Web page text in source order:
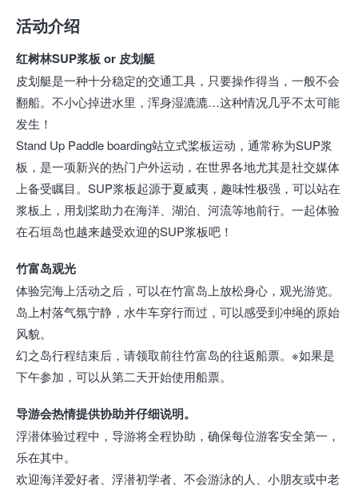
活动介绍
红树林SUP浆板 or 皮划艇
皮划艇是一种十分稳定的交通工具，只要操作得当，一般不会
翻船。不小心掉进水里，浑身湿漉漉…这种情况几乎不太可能
发生！
Stand Up Paddle boarding站立式桨板运动，通常称为SUP浆
板，是一项新兴的热门户外运动，在世界各地尤其是社交媒体
上备受瞩目。SUP浆板起源于夏威夷，趣味性极强，可以站在
浆板上，用划桨助力在海洋、湖泊、河流等地前行。一起体验
在石垣岛也越来越受欢迎的SUP浆板吧！
竹富岛观光
体验完海上活动之后，可以在竹富岛上放松身心，观光游览。
岛上村落气氛宁静，水牛车穿行而过，可以感受到冲绳的原始
风貌。
幻之岛行程结束后，请领取前往竹富岛的往返船票。※如果是
下午参加，可以从第二天开始使用船票。
导游会热情提供协助并仔细说明。
浮潜体验过程中，导游将全程协助，确保每位游客安全第一，
乐在其中。
欢迎海洋爱好者、浮潜初学者、不会游泳的人、小朋友或中老